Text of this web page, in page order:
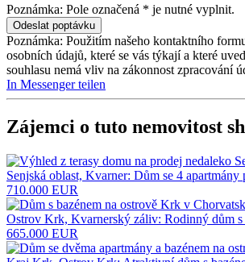
Poznámka: Pole označená * je nutné vyplnit.
Poznámka: Použitím našeho kontaktního
osobních údajů, které se vás týkají a které
souhlasu nemá vliv na zákonnost zpracování
In Messenger teilen
Zájemci o tuto nemovitost
Senjská oblast, Kvarner: Dům se 4 apartmány
710.000 EUR
Ostrov Krk, Kvarnerský záliv: Rodinný dům s
665.000 EUR